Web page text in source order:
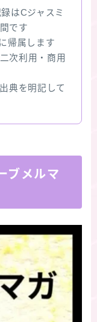
はCジャスミ
です
帰属します
次利用・商用
典を明記して
ブメルマ